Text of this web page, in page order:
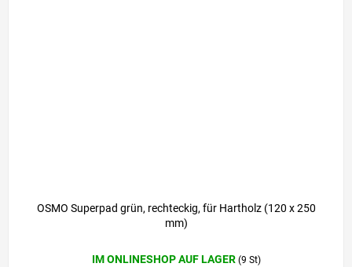
OSMO Superpad grün, rechteckig, für Hartholz (120 x 250
mm)
IM ONLINESHOP AUF LAGER (9 St)